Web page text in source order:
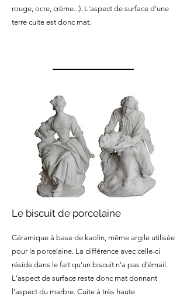
rouge, ocre, crème...). L'aspect de surface d'une
terre cuite est donc mat.
Le biscuit de porcelaine
Céramique à base de kaolin, même argile utilisée
pour la porcelaine. La différence avec celle-ci
réside dans le fait qu'un biscuit n'a pas d'émail.
L'aspect de surface reste donc mat donnant
l'aspect du marbre. Cuite à très haute